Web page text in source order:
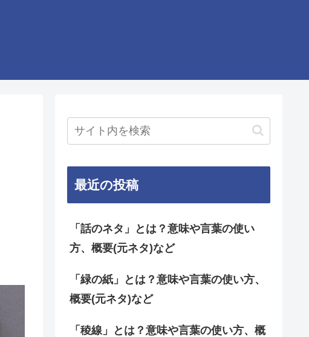
最近の投稿
「話のネタ」とは？意味や言葉の使い
方、概要(元ネタ)など
「緑の紙」とは？意味や言葉の使い方、
概要(元ネタ)など
「稜線」とは？意味や言葉の使い方、概